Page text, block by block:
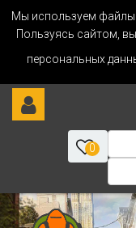
Мы используем файлы
Пользуясь сайтом,
персональных
0